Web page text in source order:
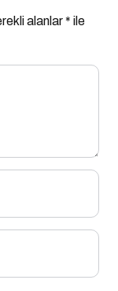
alanlar* ile